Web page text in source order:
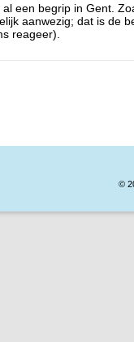
een begrip in Gent.
aanwezig; dat is de
reageer).
©